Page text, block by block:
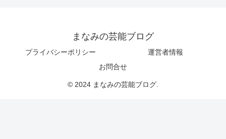
まなみの芸能ブログ
プライバシーポリシー
運営者情報
お問合せ
© 2024 まなみの芸能ブログ.